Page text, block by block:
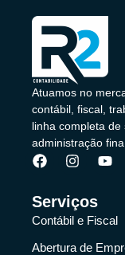
Atuamos no
contábil, fiscal,
linha completa
administração
Serviços
Contábil e Fiscal
Abertura de